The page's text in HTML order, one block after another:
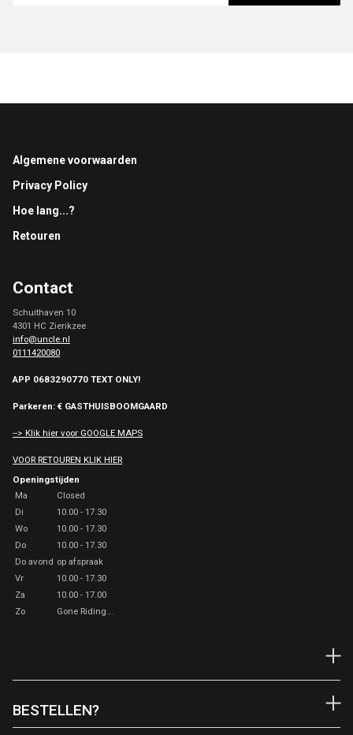
Footer
Algemene voorwaarden
Privacy Policy
Hoe lang...?
Retouren
Contact
Schuithaven 10
4301 HC Zierikzee
info@uncle.nl
0111420080
APP 0683290770 TEXT ONLY!
Parkeren: € GASTHUISBOOMGAARD
--> Klik hier voor GOOGLE MAPS
VOOR RETOUREN KLIK HIER
Openingstijden
Ma
Closed
Di
10.00 - 17.30
Wo
10.00 - 17.30
Do
10.00 - 17.30
Do avond op afspraak
Vr
10.00 - 17.30
Za
10.00 - 17.00
Zo
Gone Riding...
BESTELLEN?